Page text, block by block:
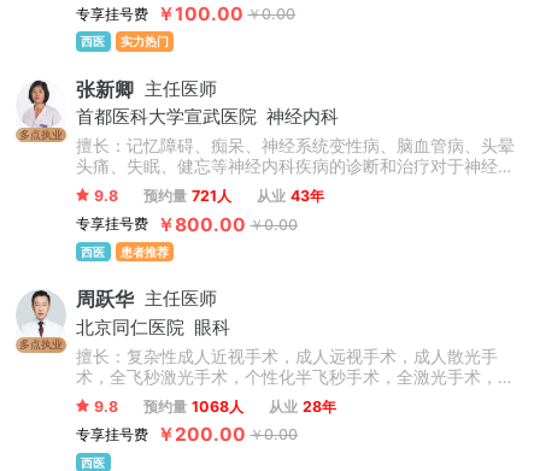
专享挂号费
￥100.00 ￥0.00
西医 实力热门
多点执业
张新卿 主任医师
首都医科大学宣武医院 神经内科
擅长：记忆障碍、痴呆、神经系统变性病、脑血管病、头晕
头痛、失眠、健忘等神经内科疾病的诊断和治疗对于神经内
科的疾病具有非常丰富的临床经验，如脑卒中、焦虑抑郁、
失眠健忘、脑供血不足、脑梗死、脑出血、记忆力减退等。
9.8 预约量 721人 从业 43年
专享挂号费
￥800.00 ￥0.00
西医 患者推荐
多点执业
周跃华 主任医师
北京同仁医院
眼科
擅长：复杂性成人近视手术，成人远视手术，成人散光手
术，全飞秒激光手术，个性化半飞秒手术，全激光手术，圆
锥角膜，儿童青少年近视防控（角膜塑形镜、OK镜、离焦眼
镜等验配），干眼症。
9.8 预约量 1068人 从业 28年
专享挂号费
￥200.00 ￥0.00
西医